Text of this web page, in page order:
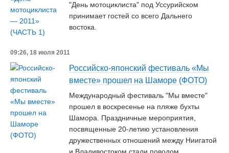
"День мотоциклиста" под Уссурийском
принимает гостей со всего Дальнего
востока.
09:26, 18 июля 2011
Российско-японский фестиваль «Мы
вместе» прошел на Шаморе (ФОТО)
Международный фестиваль "Мы вместе"
прошел в воскресенье на пляже бухты
Шамора. Праздничные мероприятия,
посвященные 20-летию установления
дружественных отношений между Ниигатой